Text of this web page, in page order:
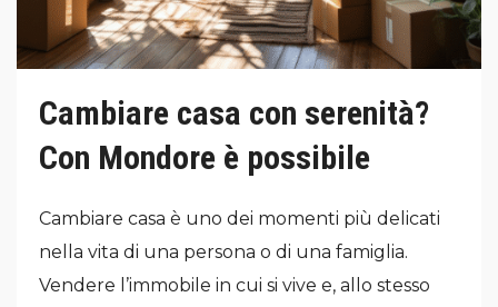
Cambiare casa con serenità?
Con Mondore è possibile
Cambiare casa è uno dei momenti più delicati
nella vita di una persona o di una famiglia.
Vendere l’immobile in cui si vive e, allo stesso